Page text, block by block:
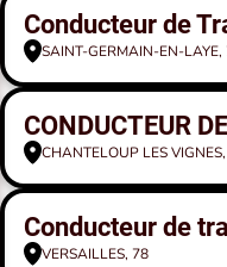
Conducteur de
SAINT-GERMAIN-EN-LAYE,
CONDUCTEUR
CHANTELOUP LES
Conducteur de
VERSAILLES, 78